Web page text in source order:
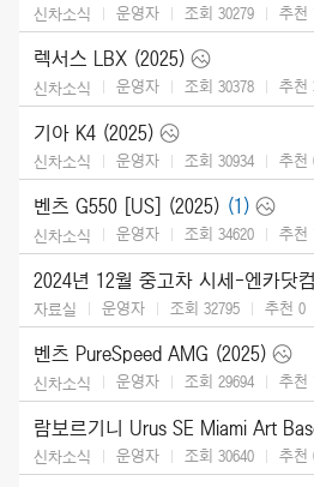
신차소식 운영자 조회 30279 추천
렉서스 LBX (2025)
신차소식 운영자 조회 30378 추천
기아 K4 (2025)
신차소식 운영자 조회 30934 추천
벤츠 G550 [US] (2025) (1)
신차소식 운영자 조회 34620 추천
2024년 12월 중고차 시세-엔카닷컴
자료실 운영자 조회 32795 추천 0
벤츠 PureSpeed AMG (2025)
신차소식 운영자 조회 29694 추천
신차소식 운영자 조회 30640 추천